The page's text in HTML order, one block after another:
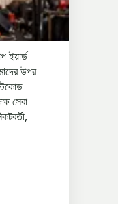
ইয়ার্ড
উপর
সেবা